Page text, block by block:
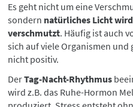
Es geht nicht um eine
sondern natürliches Licht
verschmutzt. Häufig ist auch
sich auf viele Organismen und
nicht positiv.
DerTag-Nacht-Rhythmus
wird z.B. das Ruhe-Hormon